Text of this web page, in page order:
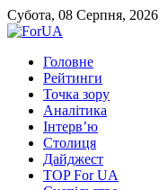
Субота, 08 Серпня, 2026
Головне
Рейтинги
Точка зору
Аналітика
Інтерв’ю
Столиця
Дайджест
TOP For UA